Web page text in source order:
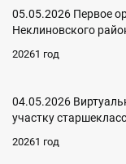
05.05.2026 Первое
Неклиновского
20261 год
04.05.2026
участку
20261 год